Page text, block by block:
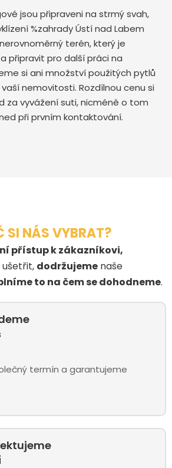
jsou připraveni na strmý svah,
%zahrady Ústí nad Labem
terén, který je
připravit pro další práci na
si ani množství použitých pytlů
nemovitosti. Rozdílnou cenu si
za vyvážení suti, nicméně o tom
při prvním kontaktování.
SI NÁS VYBRAT?
přístup k zákazníkovi,
dodržujeme naše
to na čem se dohodneme.
termín a garantujeme